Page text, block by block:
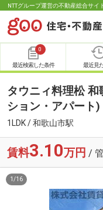
NTTグループ運営の不動産総合サイ
0
最近検索した条件 最近見
タウニィ料理松
ション・アパート)
1LDK / 和歌山市駅
賃料3.10万円 /
1 /16